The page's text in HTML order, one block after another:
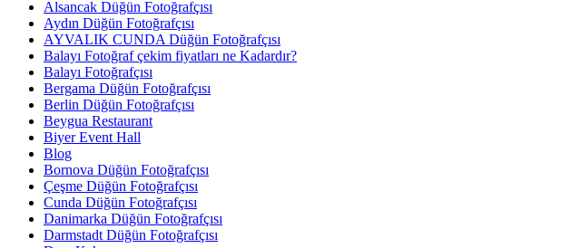
Alsancak Düğün Fotoğrafçısı
Aydın Düğün Fotoğrafçısı
AYVALIK CUNDA Düğün Fotoğrafçısı
Balayı Fotoğraf çekim fiyatları ne Kadardır?
Balayı Fotoğrafçısı
Bergama Düğün Fotoğrafçısı
Berlin Düğün Fotoğrafçısı
Beygua Restaurant
Biyer Event Hall
Blog
Bornova Düğün Fotoğrafçısı
Çeşme Düğün Fotoğrafçısı
Cunda Düğün Fotoğrafçısı
Danimarka Düğün Fotoğrafçısı
Darmstadt Düğün Fotoğrafçısı